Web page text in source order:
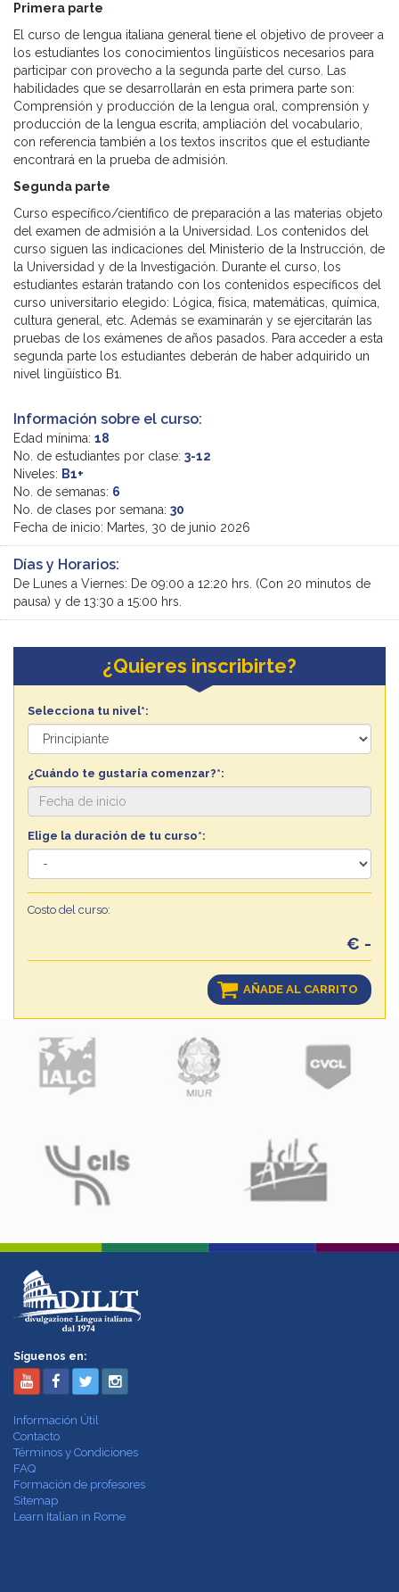
Primera parte
El curso de lengua italiana general tiene el objetivo de proveer a
los estudiantes los conocimientos lingüísticos necesarios para
participar con provecho a la segunda parte del curso. Las
habilidades que se desarrollarán en esta primera parte son:
Comprensión y producción de la lengua oral, comprensión y
producción de la lengua escrita, ampliación del vocabulario,
con referencia también a los textos inscritos que el estudiante
encontrará en la prueba de admisión.
Segunda parte
Curso específico/científico de preparación a las materias objeto
del examen de admisión a la Universidad. Los contenidos del
curso siguen las indicaciones del Ministerio de la Instrucción, de
la Universidad y de la Investigación. Durante el curso, los
estudiantes estarán tratando con los contenidos específicos del
curso universitario elegido: Lógica, física, matemáticas, química,
cultura general, etc. Además se examinarán y se ejercitarán las
pruebas de los exámenes de años pasados. Para acceder a esta
segunda parte los estudiantes deberán de haber adquirido un
nivel lingüístico B1.
Información sobre el curso:
Edad mínima: 18
No. de estudiantes por clase: 3-12
Niveles: B1+
No. de semanas: 6
No. de clases por semana: 30
Fecha de inicio: Martes, 30 de junio 2026
Días y Horarios:
De Lunes a Viernes: De 09:00 a 12:20 hrs. (Con 20 minutos de
pausa) y de 13:30 a 15:00 hrs.
¿Quieres inscribirte?
Selecciona tu nivel*:
¿Cuándo te gustaría comenzar?*:
Elige la duración de tu curso*:
Costo del curso:
€ -
AÑADE AL CARRITO
Síguenos en:
Información Útil
Contacto
Términos y Condiciones
FAQ
Formación de profesores
Sitemap
Learn Italian in Rome